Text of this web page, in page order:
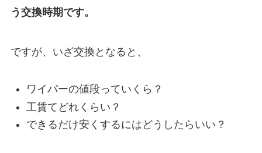
う交換時期です。
ですが、いざ交換となると、
ワイパーの値段っていくら？
工賃てどれくらい？
できるだけ安くするにはどうしたらいい？